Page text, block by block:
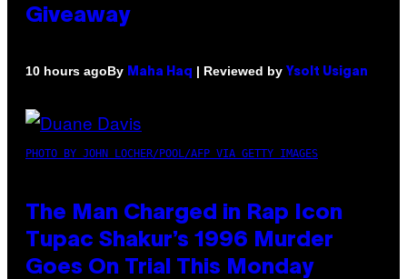
Giveaway
10 hours agoBy Maha Haq | Reviewed by Ysolt Usigan
PHOTO BY JOHN LOCHER/POOL/AFP VIA GETTY IMAGES
The Man Charged in Rap Icon
Tupac Shakur’s 1996 Murder
Goes On Trial This Monday